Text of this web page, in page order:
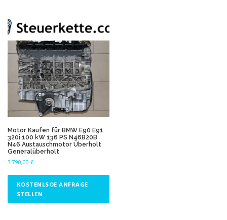
Motor Kaufen für BMW E90 E91
320i 100 kW 136 PS N46B20B
N46 Austauschmotor Überholt
Generalüberholt
3.790,00 €
KOSTENLSOE ANFRAGE
STELLEN